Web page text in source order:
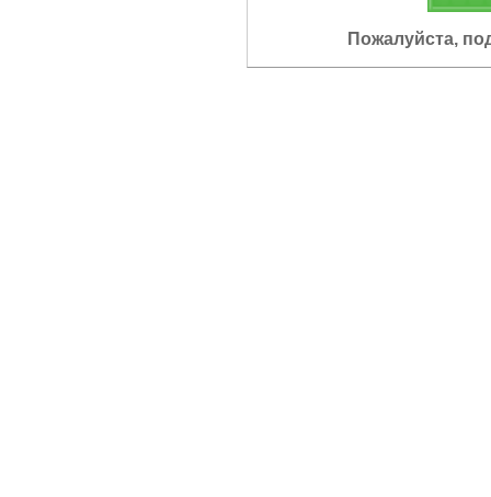
Пожалуйста,